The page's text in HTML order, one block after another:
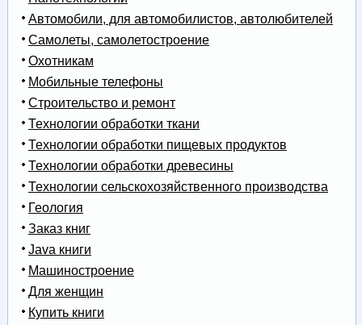
Автомобили, для автомобилистов, автолюбителей
Самолеты, самолетостроение
Охотникам
Мобильные телефоны
Строительство и ремонт
Технологии обработки ткани
Технологии обработки пищевых продуктов
Технологии обработки древесины
Технологии сельскохозяйственного производства
Геология
Заказ книг
Java книги
Машиностроение
Для женщин
Купить книги